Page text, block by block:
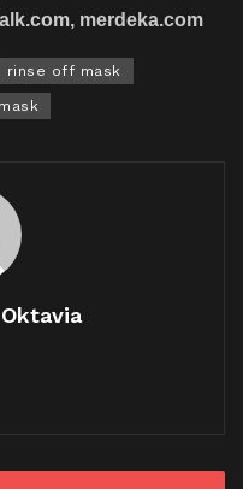
merdeka.com
rinse off mask